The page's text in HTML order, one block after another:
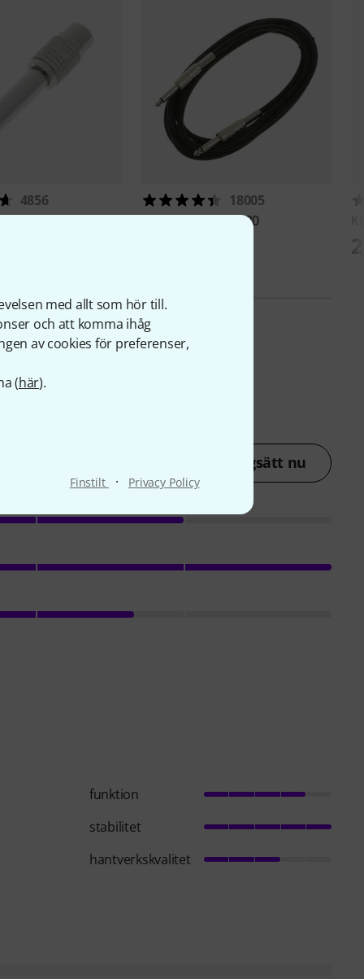
med allt som hör till.
och att komma ihåg
av cookies för preferenser,
(här).
Finstilt · Privacy Policy
4856
1820 Adapter
18005
the sssnakeIPP1030
Betygsätt nu
funktion
stabilitet
hantverkskvalitet